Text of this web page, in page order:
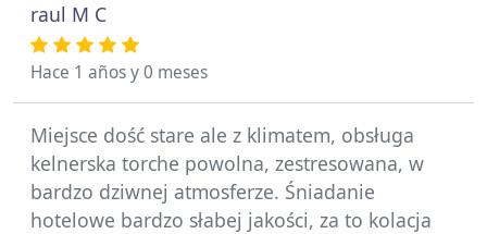
raul M C
Hace 1 años y 0 meses
Miejsce dość stare ale z klimatem, obsługa
kelnerska torche powolna, zestresowana, w
bardzo dziwnej atmosferze. Śniadanie
hotelowe bardzo słabej jakości, za to kolacja